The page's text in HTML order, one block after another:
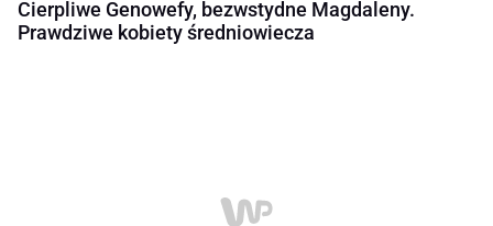
Cierpliwe Genowefy, bezwstydne Magdaleny.
Prawdziwe kobiety średniowiecza